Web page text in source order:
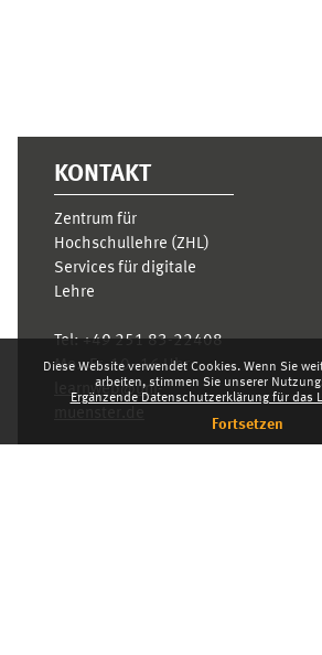
Diese Website verwendet Cookies. Wenn Sie
arbeiten, stimmen Sie unserer
Ergänzende Datenschutzerklärung für das
Fortsetzen
KONTAKT
Zentrum für
Hochschullehre (ZHL)
Services für digitale
Lehre
Tel:+49 251 83-22408
Mo.- Fr. 10–16 Uhr
learnweb@uni-